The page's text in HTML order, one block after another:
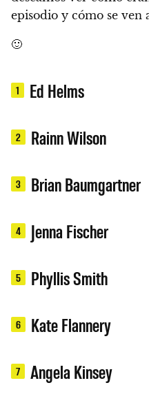
episodio y cómo se ven
🙂
1 Ed Helms
2 Rainn Wilson
3 Brian Baumgartner
4 Jenna Fischer
5 Phyllis Smith
6 Kate Flannery
7 Angela Kinsey